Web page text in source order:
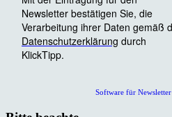
Software für Newsletter